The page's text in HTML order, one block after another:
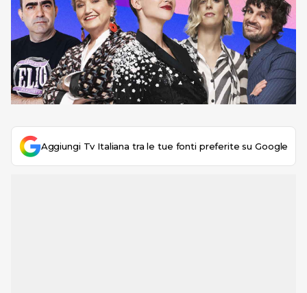
Aggiungi Tv Italiana tra le tue fonti preferite su Google